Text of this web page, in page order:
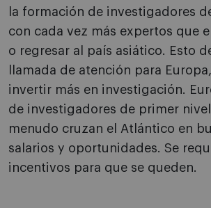
la formación de investigadores
con cada vez más expertos que
o regresar al país asiático. Esto
llamada de atención para
invertir más en investigación.
de investigadores de primer
menudo cruzan el Atlántico en
salarios y oportunidades. Se
incentivos para que se queden.